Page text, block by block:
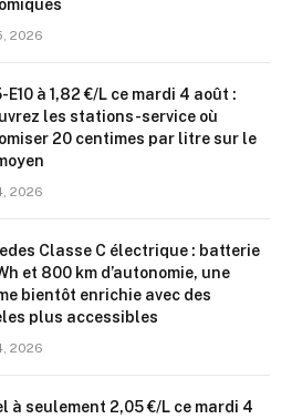
2026
E10 à 1,82 €/L ce mardi 4 août :
les stations-service où
20 centimes par litre sur le
2026
Classe C électrique : batterie
et 800 km d’autonomie, une
bientôt enrichie avec des
plus accessibles
2026
à seulement 2,05 €/L ce mardi 4